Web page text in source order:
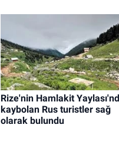
Rize'nin Hamlakit
kaybolan Rus turistler sağ
olarak bulundu